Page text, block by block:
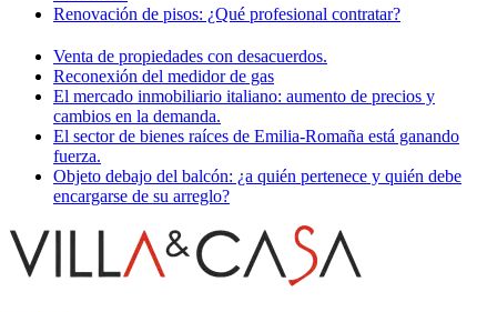
Renovación de pisos: ¿Qué profesional contratar?
Venta de propiedades con desacuerdos.
Reconexión del medidor de gas
El mercado inmobiliario italiano: aumento de precios y
cambios en la demanda.
El sector de bienes raíces de Emilia-Romaña está ganando
fuerza.
Objeto debajo del balcón: ¿a quién pertenece y quién debe
encargarse de su arreglo?